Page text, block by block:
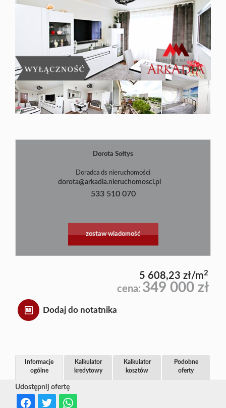
RODO
Blog
Dorota Sołtys
Doradca ds nieruchomości
dorota@arkadia.nieruchomosci.pl
533 510 070
zostaw wiadomość
5 608,23 zł/m2
cena: 349 000 zł
Dodaj do notatnika
Udostępnij ofertę
Informacje
ogólne
Kalkulator
kredytowy
Kalkulator
kosztów
Podobne
oferty